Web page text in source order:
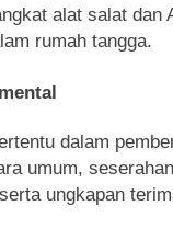
alat salat
rumah tangga.
dalam
umum,
ungkapan